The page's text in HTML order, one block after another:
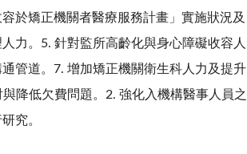
於矯正機關者醫療服務計畫」實施狀況及
力。5. 針對監所高齡化與身心障礙收容人
管道。7. 增加矯正機關衛生科人力及提升
降低欠費問題。2. 強化入機構醫事人員之
究。